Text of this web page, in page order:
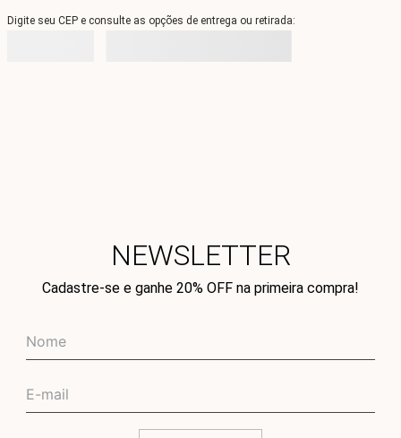
Digite seu CEP e consulte as opções de entrega ou retirada:
NEWSLETTER
Cadastre-se e ganhe 20% OFF na primeira compra!